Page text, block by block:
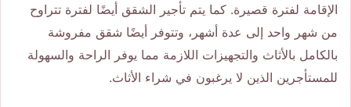
الإقامة لفترة قصيرة. كما يتم تأجير الشقق أيضًا لفترة تتراوح
من شهر واحد إلى عدة أشهر، وتتوفر أيضًا شقق مفروشة
بالكامل بالأثاث والتجهيزات اللازمة مما يوفر الراحة والسهولة
للمستأجرين الذين لا يرغبون في شراء الأثاث.